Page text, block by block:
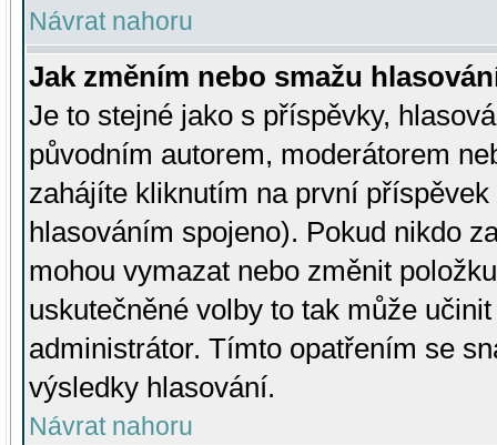
Návrat nahoru
Jak změním nebo smažu
Je to stejné jako s příspěvky,
původním autorem, moderátorem
zahájíte kliknutím na první
hlasováním spojeno). Pokud nikdo
mohou vymazat nebo změnit
uskutečněné volby to tak může
administrátor. Tímto opatřením se
výsledky hlasování.
Návrat nahoru